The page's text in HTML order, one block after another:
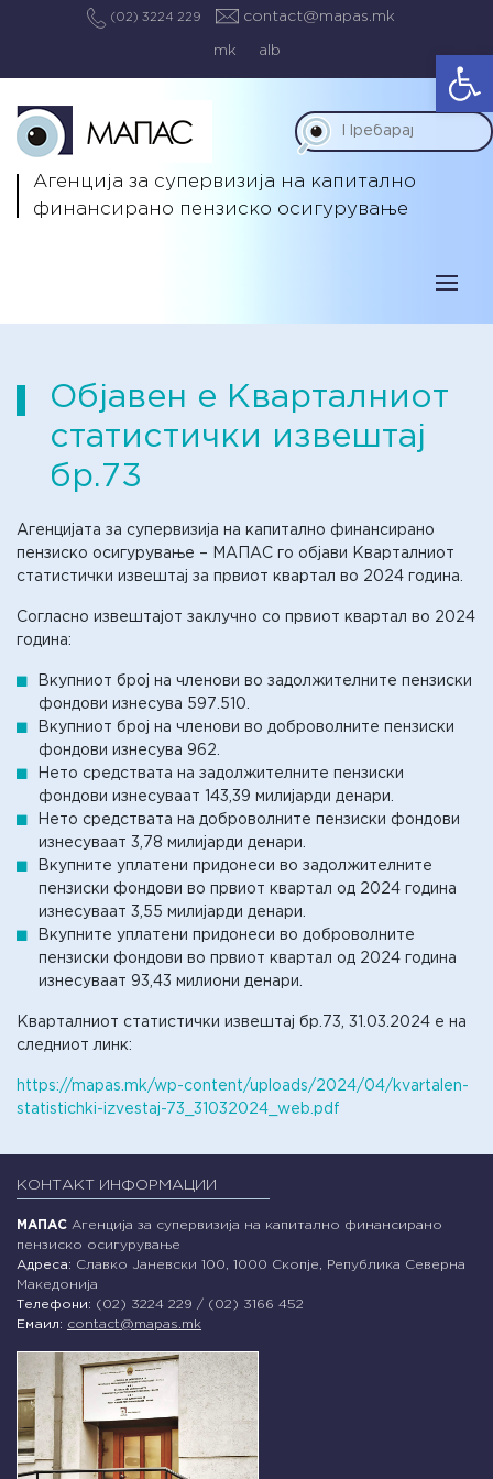
(02) 3224 229 contact@mapas.mk
mk alb
Агенција за супервизија на капитално
финансирано пензиско осигурување
Објавен е Кварталниот
статистички извештај
бр.73
Агенцијата за супервизија на капитално финансирано
пензиско осигурување – МАПАС го објави Кварталниот
статистички извештај за првиот квартал во 2024 година.
Согласно извештајот заклучно со првиот квартал во 2024
година:
Вкупниот број на членови во задолжителните пензиски
фондови изнесува 597.510.
Вкупниот број на членови во доброволните пензиски
фондови изнесува 962.
Нето средствата на задолжителните пензиски
фондови изнесуваат 143,39 милијарди денари.
Нето средствата на доброволните пензиски фондови
изнесуваат 3,78 милијарди денари.
Вкупните уплатени придонеси во задолжителните
пензиски фондови во првиот квартал од 2024 година
изнесуваат 3,55 милијарди денари.
Вкупните уплатени придонеси во доброволните
пензиски фондови во првиот квартал од 2024 година
изнесуваат 93,43 милиони денари.
Кварталниот статистички извештај бр.73, 31.03.2024 е на
следниот линк:
https://mapas.mk/wp-content/uploads/2024/04/kvartalen-
statistichki-izvestaj-73_31032024_web.pdf
КОНТАКТ ИНФОРМАЦИИ
МАПАС Агенција за супервизија на капитално финансирано
пензиско осигурување
Адреса: Славко Јаневски 100, 1000 Скопје, Република Северна
Македонија
Телефони: (02) 3224 229 / (02) 3166 452
Емаил: contact@mapas.mk